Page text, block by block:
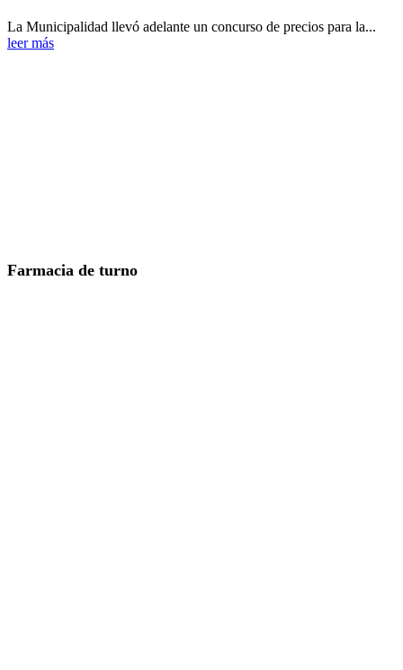
La Municipalidad llevó adelante un concurso de precios para la...
leer más
Farmacia de turno